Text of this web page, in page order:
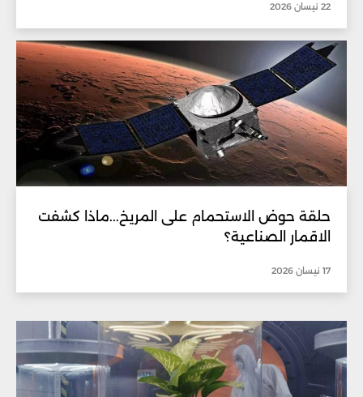
22 نيسان 2026
حلقة حوض الاستحمام على المريخ...ماذا كشفت
الاقمار الصناعية؟
17 نيسان 2026